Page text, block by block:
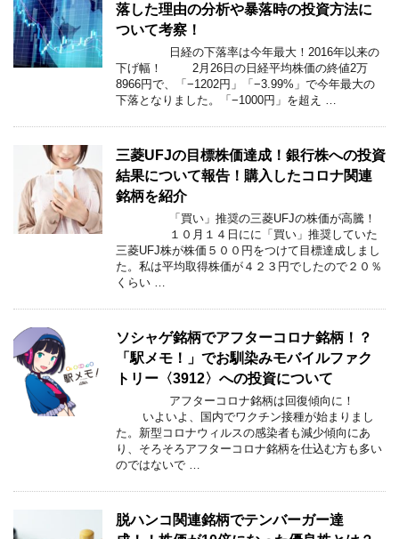
落した理由の分析や暴落時の投資方法に
ついて考察！
日経の下落率は今年最大！2016年以来の
下げ幅！ 2月26日の日経平均株価の終値2万
8966円で、「−1202円」「−3.99%」で今年最大の
下落となりました。「−1000円」を超え …
三菱UFJの目標株価達成！銀行株への投資
結果について報告！購入したコロナ関連
銘柄を紹介
「買い」推奨の三菱UFJの株価が高騰！
１０月１４日にに「買い」推奨していた
三菱UFJ株が株価５００円をつけて目標達成しまし
た。私は平均取得株価が４２３円でしたので２０％
くらい …
ソシャゲ銘柄でアフターコロナ銘柄！？
「駅メモ！」でお馴染みモバイルファク
トリー〈3912〉への投資について
アフターコロナ銘柄は回復傾向に！
いよいよ、国内でワクチン接種が始まりまし
た。新型コロナウィルスの感染者も減少傾向にあ
り、そろそろアフターコロナ銘柄を仕込む方も多い
のではないで …
脱ハンコ関連銘柄でテンバーガー達